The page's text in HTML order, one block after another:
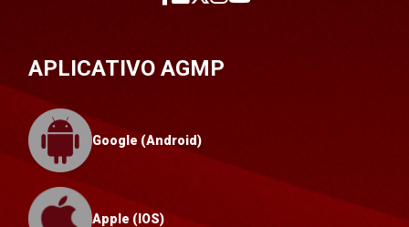
APLICATIVO AGMP
Google (Android)
Apple (IOS)